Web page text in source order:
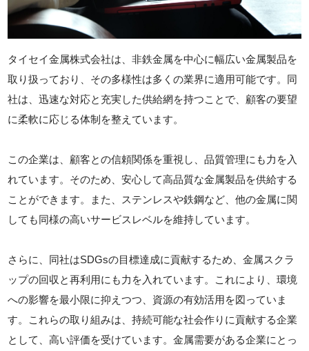
タイセイ金属株式会社は、非鉄金属を中心に幅広い金属製品を
取り扱っており、その多様性は多くの業界に適用可能です。同
社は、迅速な対応と充実した供給網を持つことで、顧客の要望
に柔軟に応じる体制を整えています。
この企業は、顧客との信頼関係を重視し、品質管理にも力を入
れています。そのため、安心して高品質な金属製品を供給する
ことができます。また、ステンレスや鉄鋼など、他の金属に関
しても同様の高いサービスレベルを維持しています。
さらに、同社はSDGsの目標達成に貢献するため、金属スクラ
ップの回収と再利用にも力を入れています。これにより、環境
への影響を最小限に抑えつつ、資源の有効活用を図っていま
す。これらの取り組みは、持続可能な社会作りに貢献する企業
として、高い評価を受けています。金属需要がある企業にとっ